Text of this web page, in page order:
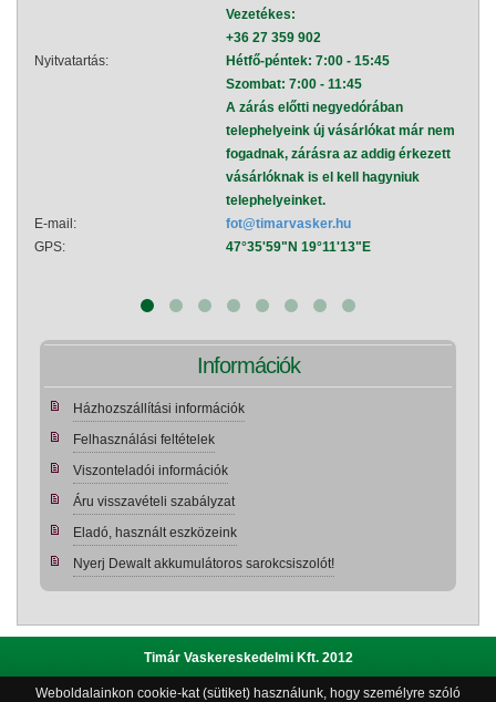
Weboldalainkon cookie-kat (sütiket) használunk, hogy személyre szóló
Vezetékes:
+36 27 359 902
Nyitvatartás:
Hétfő-péntek: 7:00 - 15:45
Szombat: 7:00 - 11:45
A zárás előtti negyedórában
telephelyeink új vásárlókat már nem
fogadnak, zárásra az addig érkezett
vásárlóknak is el kell hagyniuk
telephelyeinket.
E-mail:
fot@timarvasker.hu
GPS:
47°35'59"N 19°11'13"E
Információk
Házhozszállítási információk
Felhasználási feltételek
Viszonteladói információk
Áru visszavételi szabályzat
Eladó, használt eszközeink
Nyerj Dewalt akkumulátoros sarokcsiszolót!
Timár Vaskereskedelmi Kft. 2012